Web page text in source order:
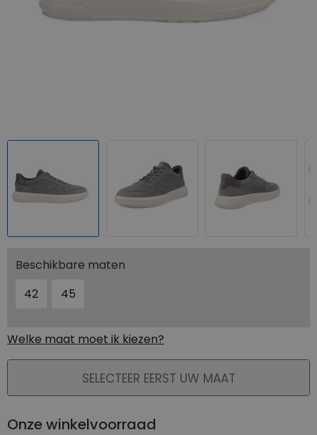
Beschikbare maten
42
45
Welke maat moet ik kiezen?
PLAATS IN WINKELMAND
SELECTEER EERST UW MAAT
Onze winkelvoorraad